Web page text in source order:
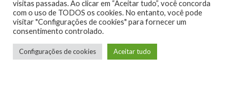
ENCONTROU UM PROBLEMA?
visitas passadas. Ao clicar em “Aceitar tudo”, você concorda
com o uso de TODOS os cookies. No entanto, você pode
visitar "Configurações de cookies" para fornecer um
consentimento controlado.
Configurações de cookies Aceitar tudo